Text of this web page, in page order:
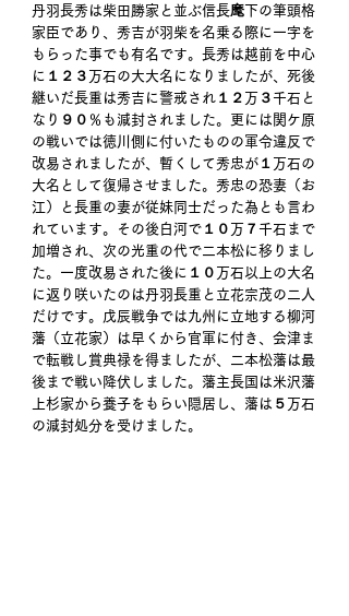
丹羽長秀は柴田勝家と並ぶ信長麾下の筆頭格
家臣であり、秀吉が羽柴を名乗る際に一字を
もらった事でも有名です。長秀は越前を中心
に１２３万石の大大名になりましたが、死後
継いだ長重は秀吉に警戒され１２万３千石と
なり９０％も減封されました。更には関ケ原
の戦いでは徳川側に付いたものの軍令違反で
改易されましたが、暫くして秀忠が１万石の
大名として復帰させました。秀忠の恐妻（お
江）と長重の妻が従妹同士だった為とも言わ
れています。その後白河で１０万７千石まで
加増され、次の光重の代で二本松に移りまし
た。一度改易された後に１０万石以上の大名
に返り咲いたのは丹羽長重と立花宗茂の二人
だけです。戊辰戦争では九州に立地する柳河
藩（立花家）は早くから官軍に付き、会津ま
で転戦し賞典禄を得ましたが、二本松藩は最
後まで戦い降伏しました。藩主長国は米沢藩
上杉家から養子をもらい隠居し、藩は５万石
の減封処分を受けました。